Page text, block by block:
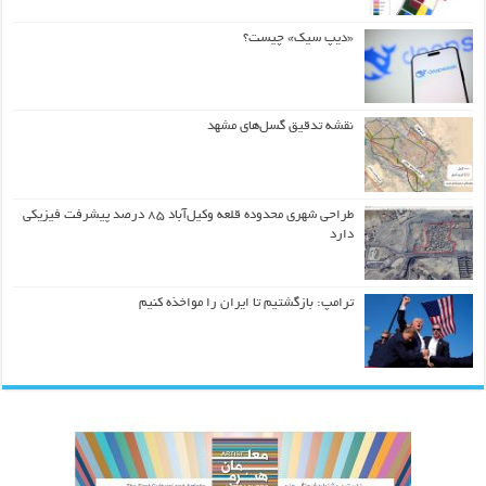
«دیپ سیک» چیست؟
نقشه تدقیق گسل‌های مشهد
طراحی شهری محدوده قلعه وکیل‌آباد ۸۵ درصد پیشرفت فیزیکی
دارد
ترامپ: بازگشتیم تا ایران را مواخذه کنیم